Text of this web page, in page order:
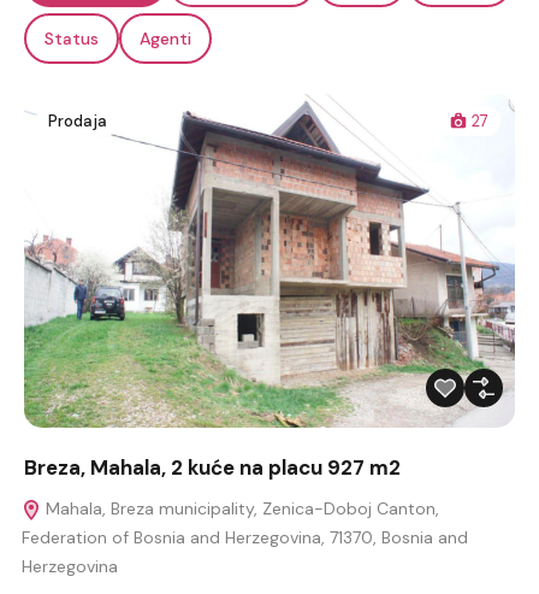
Status Agenti
Prodaja 27
Breza, Mahala, 2 kuće na placu 927 m2
Mahala, Breza municipality, Zenica-Doboj Canton,
Federation of Bosnia and Herzegovina, 71370, Bosnia and
Herzegovina